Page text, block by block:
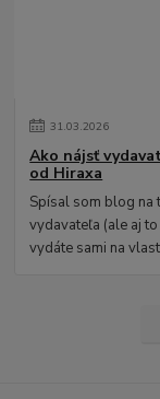
31.03.2026
Ako nájsť
od Hiraxa
Spísal som blog na
vydavateľa (ale aj
vydáte sami na